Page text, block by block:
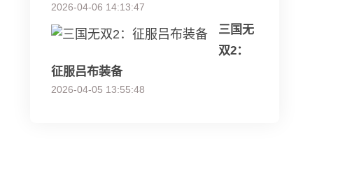
2026-04-06 14:13:47
三国无
双2：
征服吕布装备
2026-04-05 13:55:48